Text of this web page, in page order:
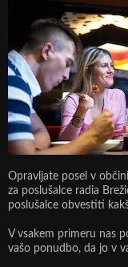
Opravljate posel v
za poslušalce radia
poslušalce obvestiti
V vsakem primeru nas
vašo ponudbo, da jo v